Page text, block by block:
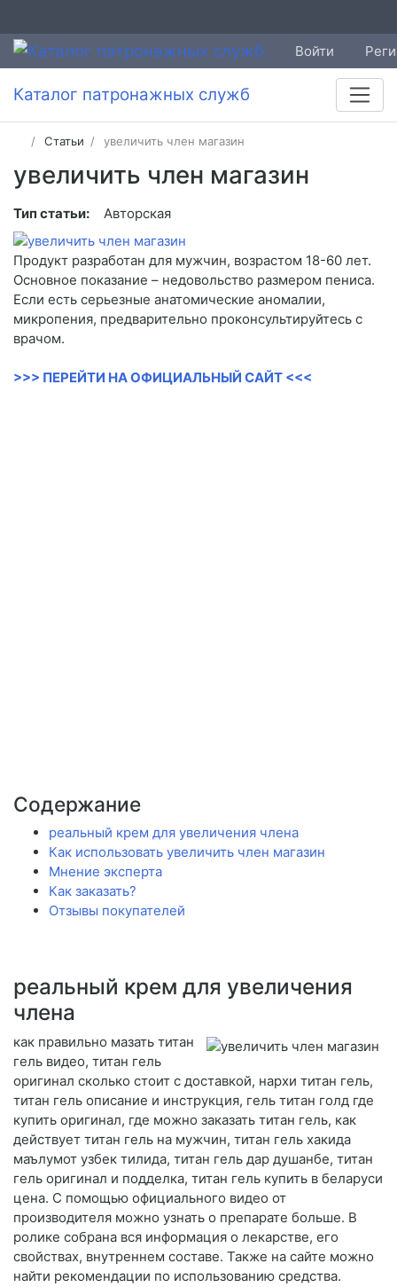
Войти
Каталог патронажных служб
Статьи увеличить член магазин
увеличить член магазин
Тип статьи: Авторская
Продукт разработан для мужчин, возрастом 18-60 лет.
Основное показание – недовольство размером пениса.
Если есть серьезные анатомические аномалии,
микропения, предварительно проконсультируйтесь с
врачом.
>>> ПЕРЕЙТИ НА ОФИЦИАЛЬНЫЙ САЙТ <<<
Содержание
реальный крем для увеличения члена
Как использовать увеличить член магазин
Мнение эксперта
Как заказать?
Отзывы покупателей
реальный крем для увеличения
члена
как правильно мазать титан
гель видео, титан гель
оригинал сколько стоит с доставкой, нархи титан гель,
титан гель описание и инструкция, гель титан голд где
купить оригинал, где можно заказать титан гель, как
действует титан гель на мужчин, титан гель хакида
маълумот узбек тилида, титан гель дар душанбе, титан
гель оригинал и подделка, титан гель купить в беларуси
цена. С помощью официального видео от
производителя можно узнать о препарате больше. В
ролике собрана вся информация о лекарстве, его
свойствах, внутреннем составе. Также на сайте можно
найти рекомендации по использованию средства.